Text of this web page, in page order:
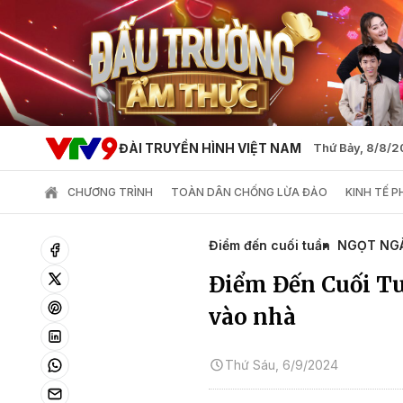
ĐÀI TRUYỀN HÌNH VIỆT NAM Thứ Bảy, 8/8/
CHƯƠNG TRÌNH TOÀN DÂN CHỐNG LỪA ĐẢO KINH TẾ
Điểm đến cuối tuần NGỌT
Điểm Đến Cuối
vào nhà
Thứ Sáu, 6/9/2024